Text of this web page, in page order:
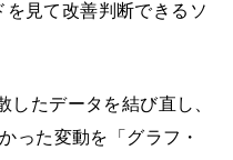
見て改善判断できるソ
たデータを結び直し、
った変動を「グラフ・